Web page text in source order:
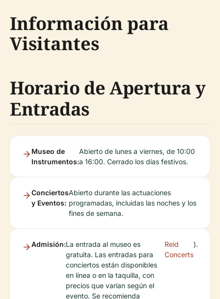
Información para
Visitantes
Horario de Apertura y
Entradas
Museo de
Instrumentos:
Abierto de lunes a viernes, de 10:00
a 16:00. Cerrado los días festivos.
Conciertos
y Eventos:
Abierto durante las actuaciones
programadas, incluidas las noches y los
fines de semana.
Admisión:La entrada al museo es
gratuita. Las entradas para
conciertos están disponibles
en línea o en la taquilla, con
precios que varían según el
evento. Se recomienda
Reid
Concerts
).